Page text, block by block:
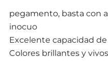
pegamento, basta con
inocuo
Excelente capacidad
Colores brillantes y vivos